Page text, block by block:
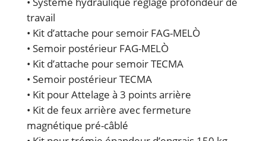
travail
• Kit d’attache pour semoir FAG-MELÒ
• Semoir postérieur FAG-MELÒ
• Kit d’attache pour semoir TECMA
• Semoir postérieur TECMA
• Kit pour Attelage à 3 points arrière
• Kit de feux arrière avec fermeture
magnétique pré-câblé